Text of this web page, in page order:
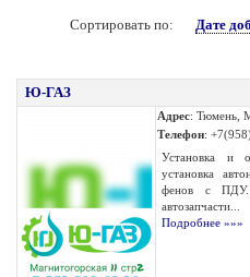
Сортировать по: Дате
Ю-ГАЗ
Адрес: Тюмень,
Телефон:
Установка и
установка
фенов с ПДУ.
автозапчасти...
Подробнее »»»